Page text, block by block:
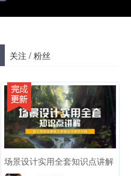
关注 / 粉丝
场景设计实用全套知识点讲解